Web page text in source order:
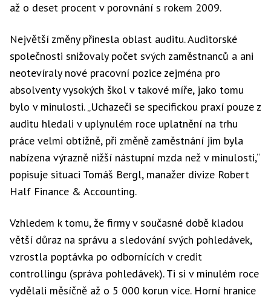
až o deset procent v porovnání s rokem 2009.
Největší změny přinesla oblast auditu. Auditorské
společnosti snižovaly počet svých zaměstnanců a ani
neotevíraly nové pracovní pozice zejména pro
absolventy vysokých škol v takové míře, jako tomu
bylo v minulosti. „Uchazeči se specifickou praxí pouze z
auditu hledali v uplynulém roce uplatnění na trhu
práce velmi obtížně, při změně zaměstnání jim byla
nabízena výrazně nižší nástupní mzda než v minulosti,“
popisuje situaci Tomáš Bergl, manažer divize Robert
Half Finance & Accounting.
Vzhledem k tomu, že firmy v současné době kladou
větší důraz na správu a sledování svých pohledávek,
vzrostla poptávka po odbornících v credit
controllingu (správa pohledávek). Ti si v minulém roce
vydělali měsíčně až o 5 000 korun více. Horní hranice